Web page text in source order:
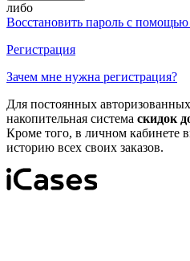
либо
Восстановить пароль с помощью
Регистрация
Зачем мне нужна регистрация?
Для постоянных
накопительная система скидок
Кроме того, в личном кабинете
историю всех своих заказов.